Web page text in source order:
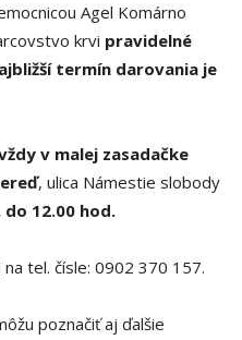
Agel Komárno
krvi pravidelné
termín darovania je
v malej zasadačke
, ulica Námestie slobody
do 12.00 hod.
tel. čísle: 0902 370 157.
poznačiť aj ďalšie